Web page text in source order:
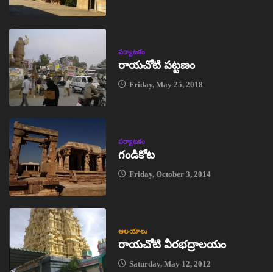
పర్యాటకం
రాయచోటి పట్టణం
Friday, May 25, 2018
పర్యాటకం
గండికోట
Friday, October 3, 2014
ఆలయాలు
రాయచోటి వీరభద్రాలయం
Saturday, May 12, 2012